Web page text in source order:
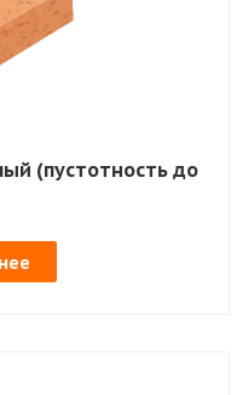
(пустотность до